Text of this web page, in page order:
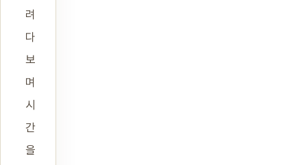
려
다
보
며
시
간
을